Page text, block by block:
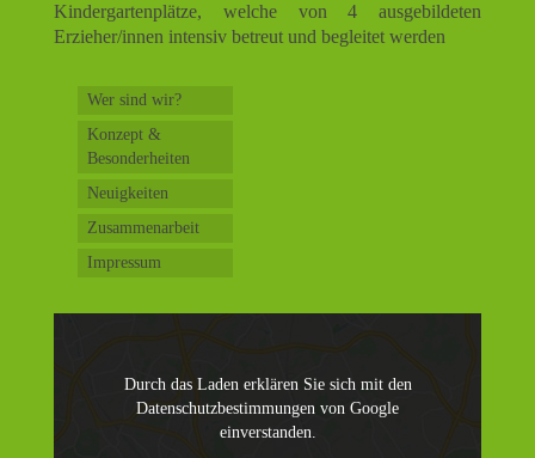
Kindergartenplätze, welche von 4 ausgebildeten
Erzieher/innen intensiv betreut und begleitet werden
Wer sind wir?
Konzept &
Besonderheiten
Neuigkeiten
Zusammenarbeit
Impressum
Durch das Laden erklären Sie sich mit den
Datenschutzbestimmungen von Google
einverstanden.